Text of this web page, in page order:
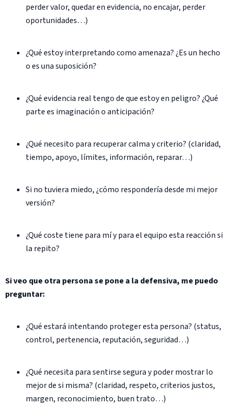
perder valor, quedar en evidencia, no encajar, perder
oportunidades…)
¿Qué estoy interpretando como amenaza? ¿Es un hecho
o es una suposición?
¿Qué evidencia real tengo de que estoy en peligro? ¿Qué
parte es imaginación o anticipación?
¿Qué necesito para recuperar calma y criterio? (claridad,
tiempo, apoyo, límites, información, reparar…)
Si no tuviera miedo, ¿cómo respondería desde mi mejor
versión?
¿Qué coste tiene para mí y para el equipo esta reacción si
la repito?
Si veo que otra persona se pone a la defensiva, me puedo
preguntar:
¿Qué estará intentando proteger esta persona? (status,
control, pertenencia, reputación, seguridad…)
¿Qué necesita para sentirse segura y poder mostrar lo
mejor de si misma? (claridad, respeto, criterios justos,
margen, reconocimiento, buen trato…)